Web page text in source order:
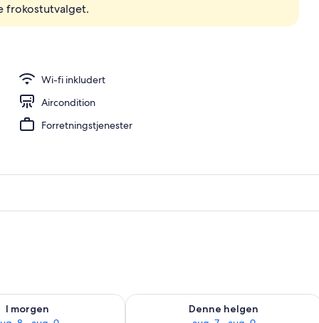
frokostutvalget.
Wi-fi inkludert
Aircondition
Forretningstjenester
I morgen
for i morgen, aug. 8 - aug. 9
Denne helgen
Sjekk tilgjengelighet for denne